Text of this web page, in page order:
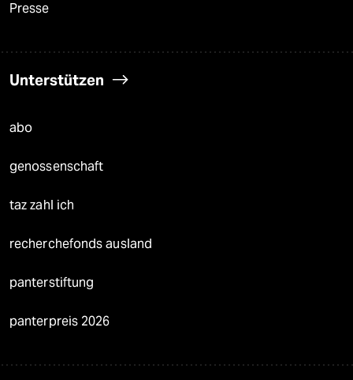
Presse
Unterstützen
abo
genossenschaft
taz zahl ich
recherchefonds ausland
panterstiftung
panterpreis 2026